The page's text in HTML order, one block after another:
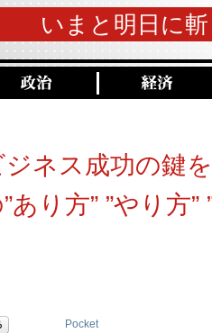
いまと明日に
ネス成功の鍵
あり方” ”やり方
Pocket